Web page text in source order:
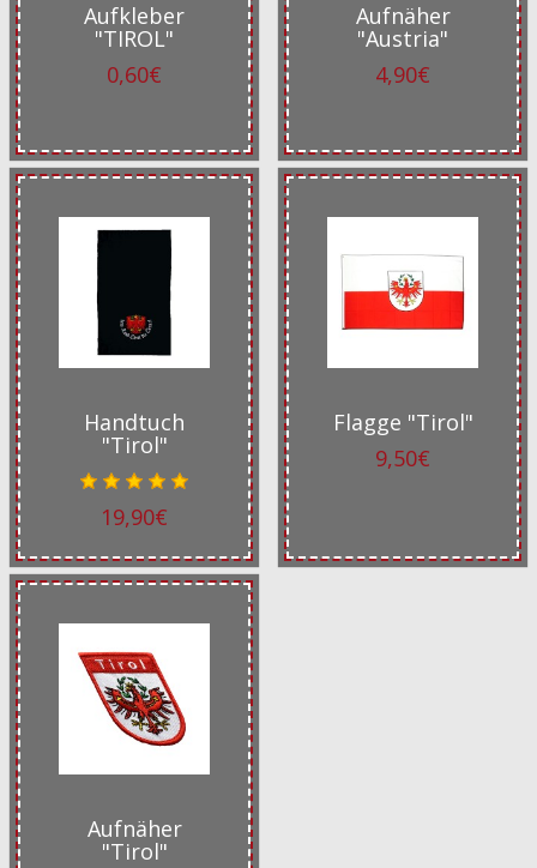
Aufkleber
"TIROL"
0,60€
Aufnäher
"Austria"
4,90€
Handtuch
"Tirol"
19,90€
Flagge "Tirol"
9,50€
Aufnäher
"Tirol"